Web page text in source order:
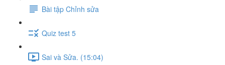
Bài tập Chỉnh sửa
Quiz test 5
Sai và Sửa. (15:04)